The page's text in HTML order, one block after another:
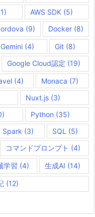
AWS SDK (5)
(9) Docker(8)
Gemini(4) Git (8)
Google Cloud認定 (19)
(4) Monaca (7)
Nuxt.js (3)
Python (35)
Spark (3) SQL (5)
コマンドプロンプト (4)
学習 (4) 生成AI (14)
(12)